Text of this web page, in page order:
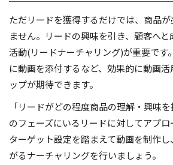
ただリードを獲得するだけでは、商品
ません。リードの興味を引き、顧客へ
活動(リードナーチャリング)が重要です
に動画を添付するなど、効果的に動画
ップが期待できます。
「リードがどの程度商品の理解・興味
のフェーズにいるリードに対してアプ
ターゲット設定を踏まえて動画を制作
がるナーチャリングを行いましょう。